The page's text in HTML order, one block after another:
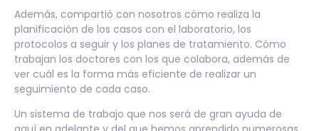
Además, compartió con nosotros cómo realiza la
planificación de los casos con el laboratorio, los
protocolos a seguir y los planes de tratamiento. Cómo
trabajan los doctores con los que colabora, además de
ver cuál es la forma más eficiente de realizar un
seguimiento de cada caso.
Un sistema de trabajo que nos será de gran ayuda de